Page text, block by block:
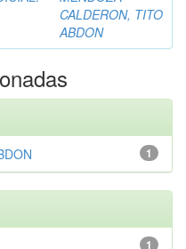
CALDERON, TITO
ABDON
1
1